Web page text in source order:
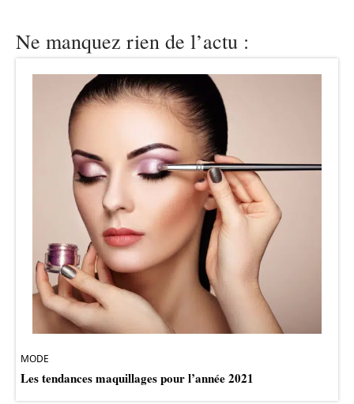
Ne manquez rien de l’actu :
MODE
Les tendances maquillages pour l’année 2021